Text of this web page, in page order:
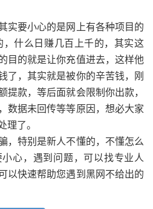
实要小心的是网上有各种项目的
什么日赚几百上千的，其实这
目的就是让你充值进去，这样他
了，其实就是被你的辛苦钱，刚
提款，等后面就会限制你出款，
数据未回传等等原因，想必大家
理了。
，特别是新人不懂的，不懂怎么
心，遇到问题，可以找专业人
以快速帮助您遇到黑网不给出的